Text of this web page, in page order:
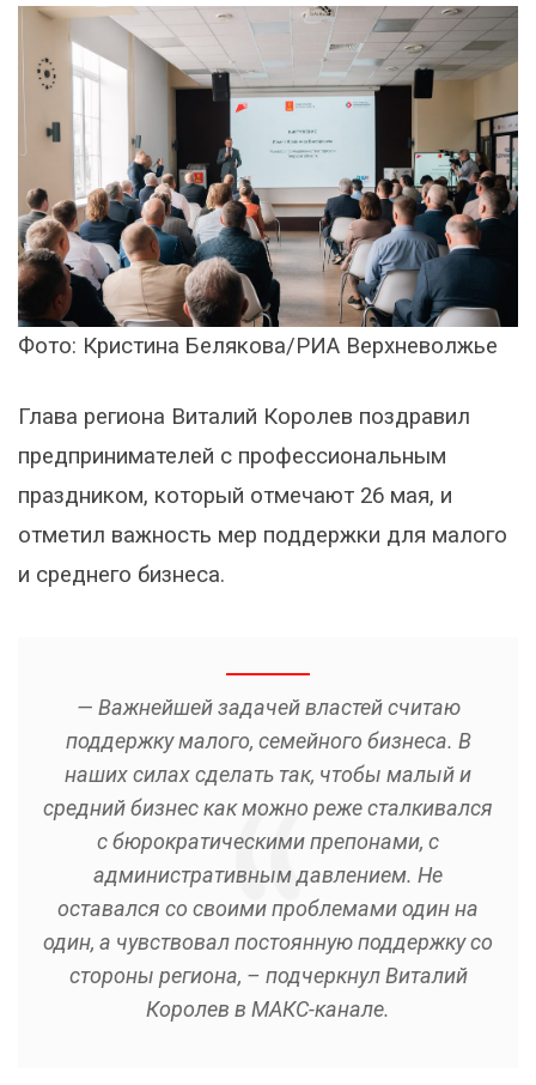
Фото: Кристина Белякова/РИА Верхневолжье
Глава региона Виталий Королев поздравил
предпринимателей с профессиональным
праздником, который отмечают 26 мая, и
отметил важность мер поддержки для малого
и среднего бизнеса.
— Важнейшей задачей властей считаю
поддержку малого, семейного бизнеса. В
наших силах сделать так, чтобы малый и
средний бизнес как можно реже сталкивался
с бюрократическими препонами, с
административным давлением. Не
оставался со своими проблемами один на
один, а чувствовал постоянную поддержку со
стороны региона, – подчеркнул Виталий
Королев в МАКС-канале.